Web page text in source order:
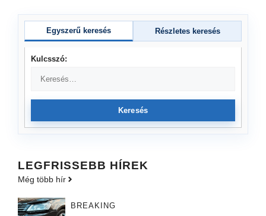
Egyszerű keresés Részletes keresés
Kulcsszó:
Keresés
LEGFRISSEBB HÍREK
Még több hír
BREAKING